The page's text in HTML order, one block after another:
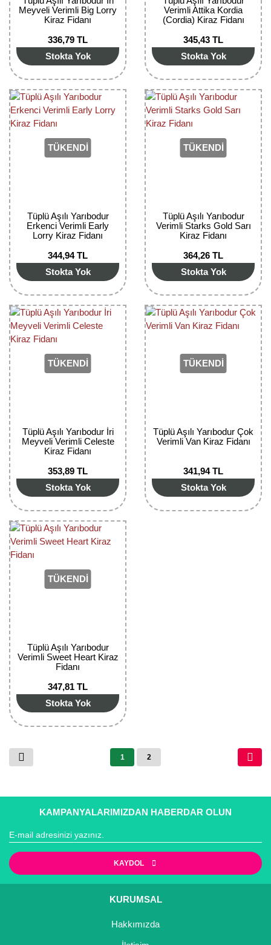
Meyveli Verimli Big Lorry
Kiraz Fidanı
336,79 TL
Stokta Yok
Verimli Attika Kordia
(Cordia) Kiraz Fidanı
345,43 TL
Stokta Yok
TÜKENDİ
Tüplü Aşılı Yarıbodur
Erkenci Verimli Early
Lorry Kiraz Fidanı
344,94 TL
Stokta Yok
TÜKENDİ
Tüplü Aşılı Yarıbodur
Verimli Starks Gold Sarı
Kiraz Fidanı
364,26 TL
Stokta Yok
TÜKENDİ
Tüplü Aşılı Yarıbodur İri
Meyveli Verimli Celeste
Kiraz Fidanı
353,89 TL
Stokta Yok
TÜKENDİ
Tüplü Aşılı Yarıbodur Çok
Verimli Van Kiraz Fidanı
341,94 TL
Stokta Yok
TÜKENDİ
Tüplü Aşılı Yarıbodur
Verimli Sweet Heart Kiraz
Fidanı
347,81 TL
Stokta Yok
1 2
KAMPANYALARIMIZDAN HABERDAR OLUN
KAYDOL
KURUMSAL
Hakkımızda